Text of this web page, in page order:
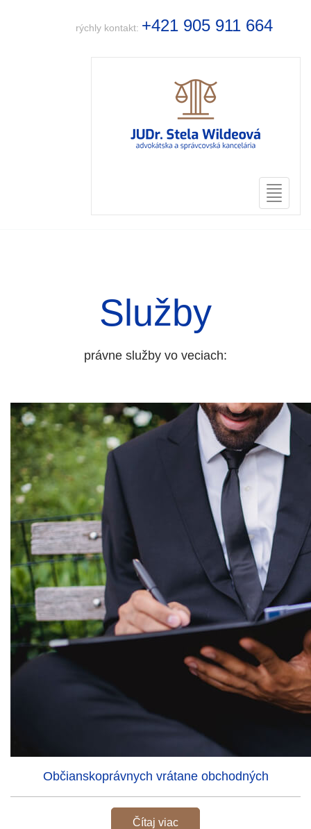
rýchly kontakt: +421 905 911 664
Toggle
Služby
právne služby vo veciach:
Občianskoprávnych vrátane obchodných
Čítaj viac